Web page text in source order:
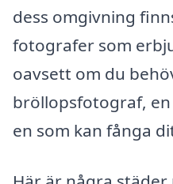
dess omgivning
fotografer som
oavsett om du
bröllopsfotograf,
en som kan fånga